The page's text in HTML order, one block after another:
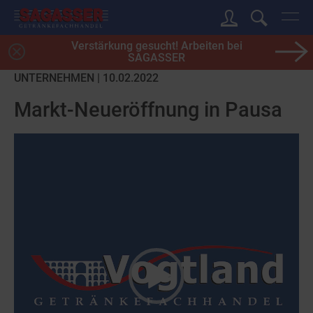
Verstärkung gesucht! Arbeiten bei
SAGASSER
UNTERNEHMEN | 10.02.2022
Markt-Neueröffnung in Pausa